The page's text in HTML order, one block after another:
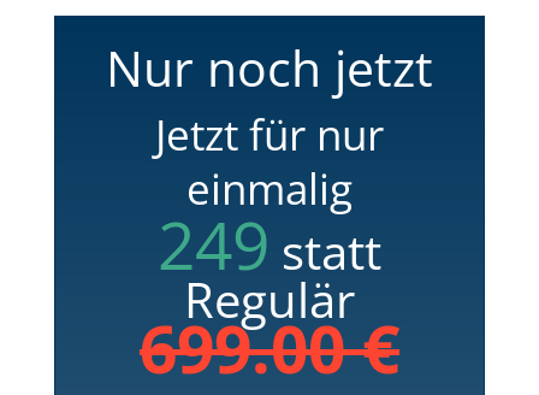
Nur noch jetzt
Jetzt für nur
einmalig
249 statt
Regulär
699.00 €